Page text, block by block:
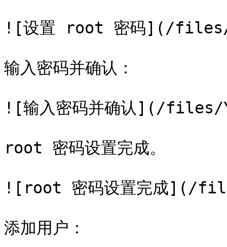
![设置 root 密码](/files/
输入密码并确认：
![输入密码并确认](/files/
root 密码设置完成。
![root 密码设置完成](/
添加用户：